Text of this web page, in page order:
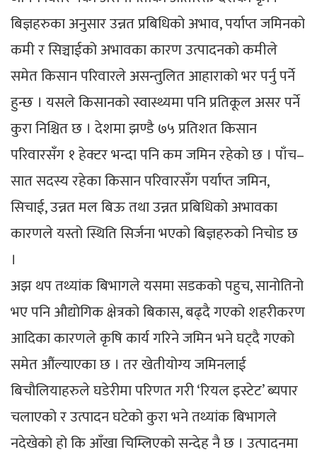
बिज्ञहरुका अनुसार उन्नत प्रबिधिको अभाव, पर्याप्त जमिनको
कमी र सिञ्चाईको अभावका कारण उत्पादनको कमीले
समेत किसान परिवारले असन्तुलित आहाराको भर पर्नु पर्ने
हुन्छ । यसले किसानको स्वास्थ्यमा पनि प्रतिकूल असर पर्ने
कुरा निश्चित छ । देशमा झण्डै ७५ प्रतिशत किसान
परिवारसँग १ हेक्टर भन्दा पनि कम जमिन रहेको छ । पाँच–
सात सदस्य रहेका किसान परिवारसँग पर्याप्त जमिन,
सिचाई, उन्नत मल बिऊ तथा उन्नत प्रबिधिको अभावका
कारणले यस्तो स्थिति सिर्जना भएको बिज्ञहरुको निचोड छ
।
अझ थप तथ्यांक बिभागले यसमा सडकको पहुच, सानोतिनो
भए पनि औद्योगिक क्षेत्रको बिकास, बढ्दै गएको शहरीकरण
आदिका कारणले कृषि कार्य गरिने जमिन भने घट्दै गएको
समेत औंल्याएका छ । तर खेतीयोग्य जमिनलाई
बिचौलियाहरुले घडेरीमा परिणत गरी ‘रियल इस्टेट’ ब्यपार
चलाएको र उत्पादन घटेको कुरा भने तथ्यांक बिभागले
नदेखेको हो कि आँखा चिम्लिएको सन्देह नै छ । उत्पादनमा